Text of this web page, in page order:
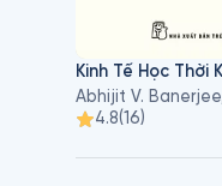
Kinh Tế Học Thời
4.8(16)